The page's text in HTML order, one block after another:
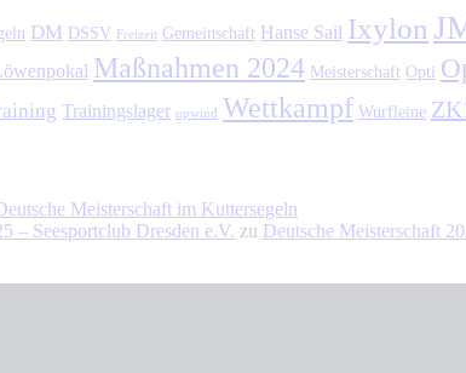
DM DSSV Freizeit Gemeinschaft Hanse Sail Ixylon
Maßnahmen 2024 Meisterschaft Opti
Trainingslager upwind Wettkampf Wurfleine
Meisterschaft im Kuttersegeln
– Seesportclub Dresden e.V. zu Deutsche Meisterschaft